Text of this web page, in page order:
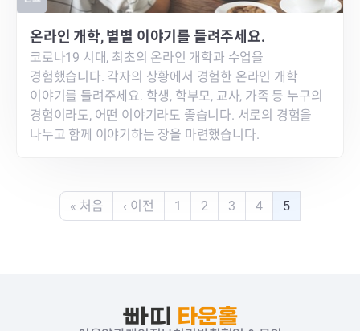
온라인 개학, 별별 이야기를 들려주세요.
코로나19 시대, 최초의 온라인 개학과 수업을
경험했습니다. 각자의 상황에서 경험한 온라인 개학
이야기를 들려주세요. 학생, 학부모, 교사, 가족 등 누구의
경험이라도, 어떤 이야기라도 좋습니다. 서로의 경험을
나누고 함께 이야기하는 장을 마련했습니다.
« 처음 ‹ 이전 1 2 3 4 5